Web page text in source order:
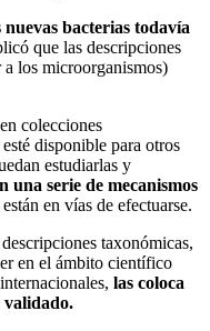
nuevas bacterias todavía
que las descripciones
los microorganismos)
colecciones
disponible para otros
estudiarlas y
una serie de mecanismos
en vías de efectuarse.
taxonómicas,
en el ámbito científico
internacionales, las coloca
validado.